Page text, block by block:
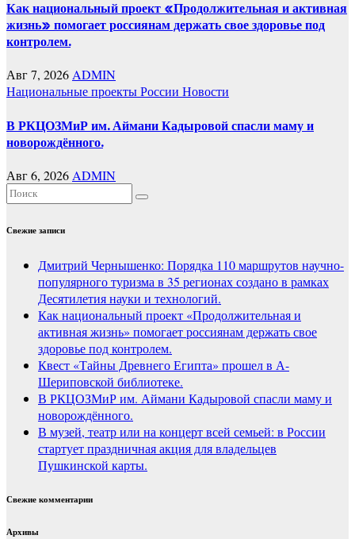
Как национальный проект «Продолжительная и активная
жизнь» помогает россиянам держать свое здоровье под
контролем.
Авг 7, 2026ADMIN
Национальные проекты России Новости
В РКЦОЗМиР им. Аймани Кадыровой спасли маму и
новорождённого.
Авг 6, 2026 ADMIN
Свежие записи
Дмитрий Чернышенко: Порядка 110 маршрутов научно-
популярного туризма в 35 регионах создано в рамках
Десятилетия науки и технологий.
Как национальный проект «Продолжительная и
активная жизнь» помогает россиянам держать свое
здоровье под контролем.
Квест «Тайны Древнего Египта» прошел в А-
Шериповской библиотеке.
В РКЦОЗМиР им. Аймани Кадыровой спасли маму и
новорождённого.
В музей, театр или на концерт всей семьей: в России
стартует праздничная акция для владельцев
Пушкинской карты.
Свежие комментарии
Архивы